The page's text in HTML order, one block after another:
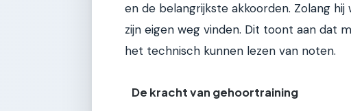
en de belangrijkste akkoorden. Zolang
zijn eigen weg vinden. Dit toont aan dat
het technisch kunnen lezen van noten.
De kracht van gehoortraining